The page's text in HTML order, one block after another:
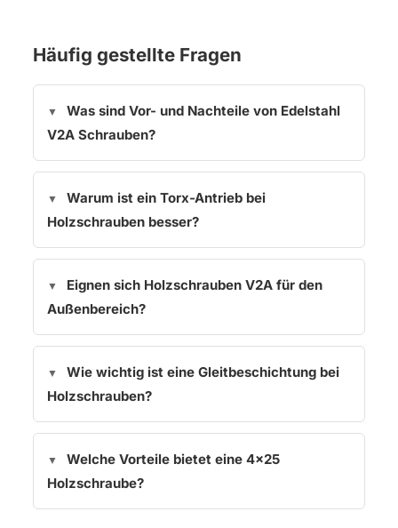
Häufig gestellte Fragen
Was sind Vor- und Nachteile von Edelstahl
V2A Schrauben?
Warum ist ein Torx-Antrieb bei
Holzschrauben besser?
Eignen sich Holzschrauben V2A für den
Außenbereich?
Wie wichtig ist eine Gleitbeschichtung bei
Holzschrauben?
Welche Vorteile bietet eine 4×25
Holzschraube?